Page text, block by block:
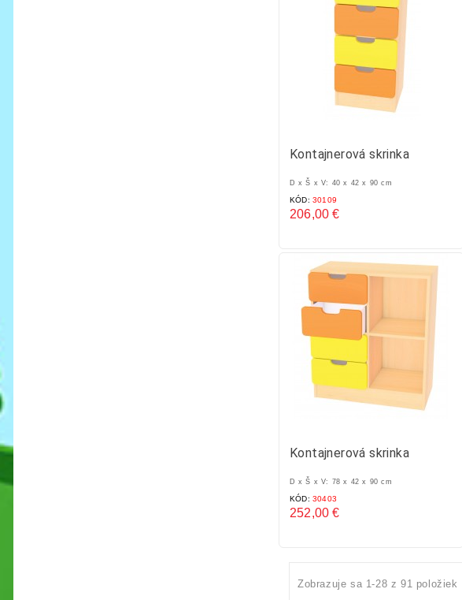
Kontajnerová skrinka
D x Š x V: 40 x 42 x 90 cm
KÓD: 30109
206,00 €
Kontajnerová skrinka
D x Š x V: 78 x 42 x 90 cm
KÓD: 30403
252,00 €
Zobrazuje sa 1-28 z 91 položiek